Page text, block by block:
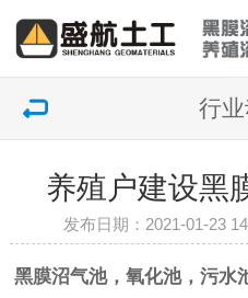
行
养殖户建设黑
发布日期：2021-01-23
黑膜沼气池，氧化池，污水